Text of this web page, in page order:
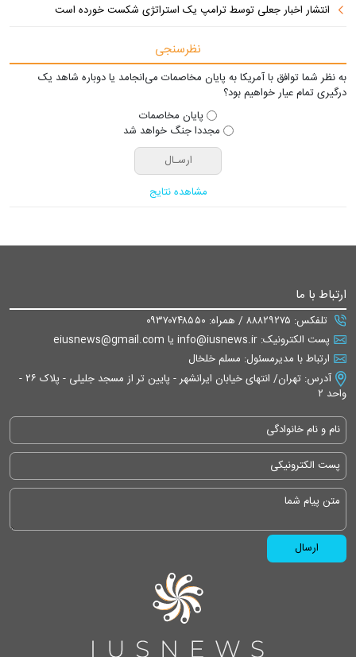
انتشار اخبار جعلی توسط ترامپ یک استراتژی شکست خورده است
نظرسنجی
به نظر شما توافق با آمریکا به پایان مخاصمات می‌انجامد یا دوباره شاهد یک
درگیری تمام عیار خواهیم بود؟
پایان مخاصمات
مجددا جنگ خواهد شد
مشاهده نتایج
ارتباط با ما
تلفکس: ۸۸۸۲۹۲۷۵ / همراه: ۰۹۳۷۰۷۴۸۵۵۰
پست الکترونیک: info@iusnews.ir یا eiusnews@gmail.com
ارتباط با مدیرمسئول: مسلم خلخال
آدرس: تهران/ انتهای خیابان ایرانشهر - پایین تر از مسجد جلیلی - پلاک ۲۶ -
واحد ۲